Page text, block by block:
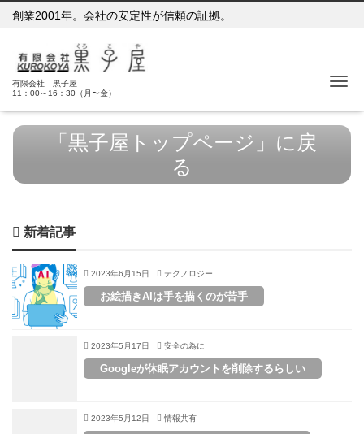
創業2001年。会社の安定性が信頼の証拠。
有限会社 黒子屋
11：00～16：30（月〜金）
「黒子屋トップページ」に戻
る
新着記事
2023年6月15日 テクノロジー
お絵描きAIは手を描くのが苦手
2023年5月17日 安全の為に
Googleが休眠アカウントを削除するらしい
2023年5月12日 情報共有